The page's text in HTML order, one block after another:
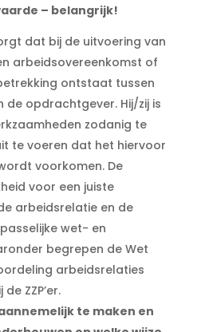
– belangrijk!
dat bij de uitvoering van
arbeidsovereenkomst of
ontstaat tussen
de opdrachtgever. Hij/zij is
zodanig te
te voeren dat het hiervoor
voorkomen. De
voor een juiste
arbeidsrelatie en de
wet- en
begrepen de Wet
arbeidsrelaties
ZZP’er.
aannemelijk te maken en